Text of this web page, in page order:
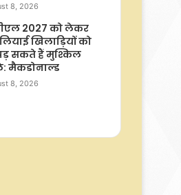
8, 2026
2027 को लेकर
खिलाड़ियों को
सकते हैं मुश्किल
मैकडोनाल्ड
8, 2026